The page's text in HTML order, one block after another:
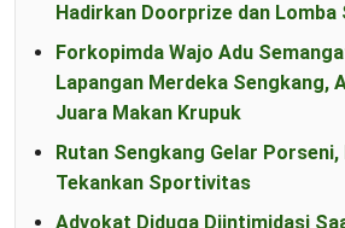
Hadirkan Doorprize dan Lomba
Forkopimda Wajo Adu
Lapangan Merdeka Sengkang,
Juara Makan Krupuk
Rutan Sengkang Gelar
Tekankan Sportivitas
Advokat Diduga Diintimidasi